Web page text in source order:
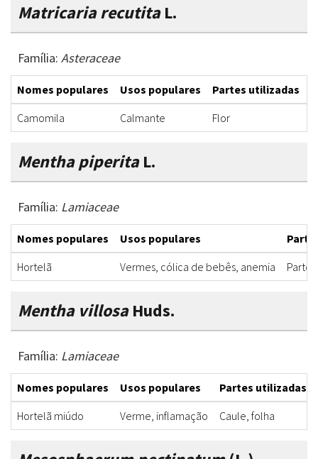
Matricaria recutitaL.
Família: Asteraceae
Nomes populares Usos populares Partes utilizadas
Camomila
Calmante Flor
Mentha piperitaL.
Família: Lamiaceae
Nomes populares Usos populares
Hortelã
Vermes, cólica de bebês, anemia Parte
Mentha villosaHuds.
Família: Lamiaceae
Nomes populares Usos populares
Partes utilizadas
Hortelã miúdo
Verme, inflamação Caule, folha